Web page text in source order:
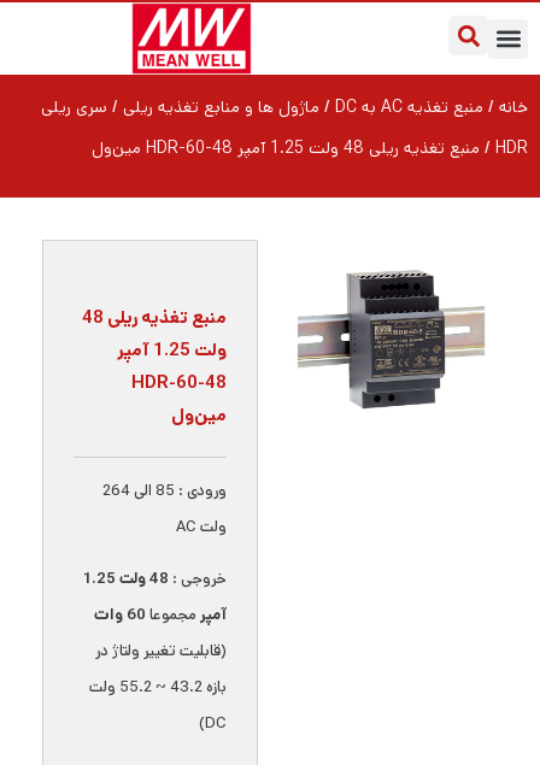
خانه / منبع تغذیه AC به DC / ماژول ها و منابع تغذیه ریلی / سری ریلی
HDR / منبع تغذیه ریلی 48 ولت 1.25 آمپر HDR-60-48 مین‌ول
منبع تغذیه ریلی 48
ولت 1.25 آمپر
HDR-60-48
مین‌ول
ورودی : 85 الی 264
ولت AC
خروجی :
48 ولت 1.25
آمپر مجموعا
(قابلیت تغییر ولتاژ در
بازه 43.2 ~ 55.2 ولت
DC)